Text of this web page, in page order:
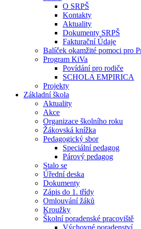
O SRPŠ
Kontakty
Aktuality
Dokumenty SRPŠ
Fakturační Údaje
Balíček okamžité pomoci pro
Program KiVa
Povídání pro rodiče
SCHOLA EMPIRICA
Projekty
Základní škola
Aktuality
Akce
Organizace školního roku
Žákovská knížka
Pedagogický sbor
Speciální pedagog
Párový pedagog
Stalo se
Úřední deska
Dokumenty
Zápis do 1. třídy
Omlouvání žáků
Kroužky
Školní poradenské pracoviště
Výchovné poradenství